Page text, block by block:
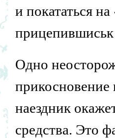
и покататься
Одно
наездник
средства. Это